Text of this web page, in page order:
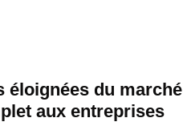
éloignées du marché
aux entreprises